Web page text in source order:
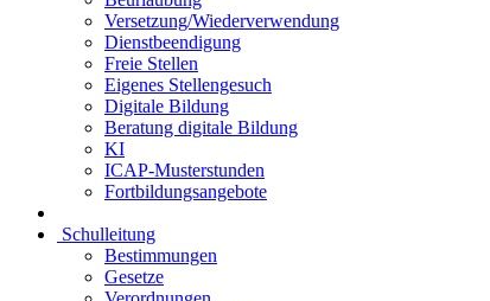
Versetzung/Wiederverwendung
Dienstbeendigung
Freie Stellen
Eigenes Stellengesuch
Digitale Bildung
Beratung digitale Bildung
KI
ICAP-Musterstunden
Fortbildungsangebote
Schulleitung
Bestimmungen
Gesetze